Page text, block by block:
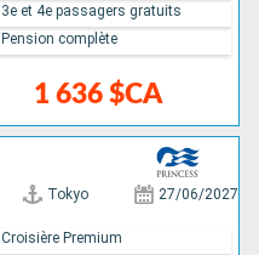
1 636 $CA
3e et 4e passagers gratuits
Pension complète
Tokyo 27/06/2027
Croisière Premium